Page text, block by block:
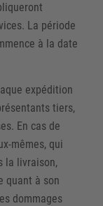
La période
à la date
expédition
tiers,
En cas de
mêmes, qui
la livraison,
quant à son
dommages